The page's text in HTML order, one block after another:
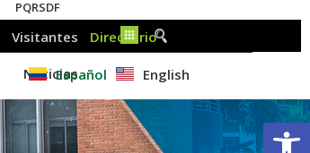
Español English